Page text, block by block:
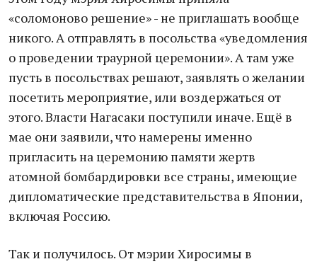
«соломоново решение» - не приглашать вообще
никого. А отправлять в посольства «уведомления
о проведении траурной церемонии». А там уже
пусть в посольствах решают, заявлять о желании
посетить мероприятие, или воздержаться от
этого. Власти Нагасаки поступили иначе. Ещё в
мае они заявили, что намерены именно
пригласить на церемонию памяти жертв
атомной бомбардировки все страны, имеющие
дипломатические представительства в Японии,
включая Россию.
Так и получилось. От мэрии Хиросимы в